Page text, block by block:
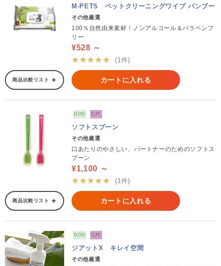
M-PETS ペットクリーニングワイプ バンブー
その他厳選
100％自然由来素材！ノンアルコール＆パラベンフ
リー
¥528 ～
★★★★★
(1件)
商品比較リスト カートに入れる
DOG CAT
ソフトスプーン
その他厳選
口あたりのやさしい、パートナーのためのソフトス
プーン
¥1,100 ～
★★★★★
(1件)
商品比較リスト カートに入れる
DOG CAT
ジアットX キレイ空間
その他厳選